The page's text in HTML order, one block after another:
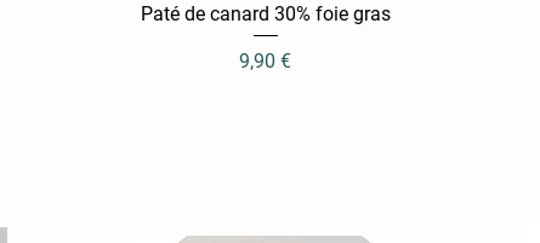
Aperçu rapide
Paté de canard 30% foie gras
Prix
9,90 €